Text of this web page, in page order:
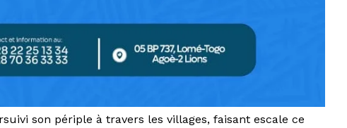
son périple à travers les villages, faisant escale ce